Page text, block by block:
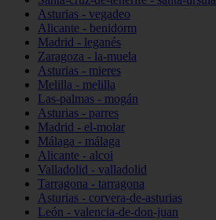
Asturias - vegadeo
Alicante - benidorm
Madrid - leganés
Zaragoza - la-muela
Asturias - mieres
Melilla - melilla
Las-palmas - mogán
Asturias - parres
Madrid - el-molar
Málaga - málaga
Alicante - alcoi
Valladolid - valladolid
Tarragona - tarragona
Asturias - corvera-de-asturias
León - valencia-de-don-juan